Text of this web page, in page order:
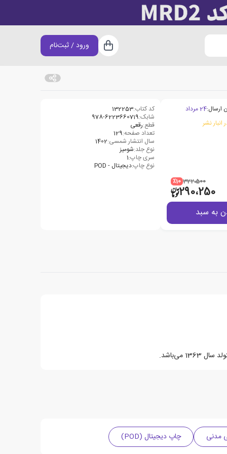
سبد خرید
ورود / ثبت‌نام
ارسال:24 مرداد
انبار نشر
322،500 ٪10
290،250
به سبد
کد کتاب:132253
شابک:‫‭978-6223660719
قطع:رقعی
تعداد صفحه:129
سال انتشار شمسی:1402
نوع جلد:شومیز
سری چاپ:1
نوع چاپ:دیجیتال - POD
می‌باشد.
مدنی چاپ دیجیتال (POD)